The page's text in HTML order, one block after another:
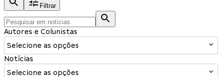
Filtrar
Autores e Colunistas
Selecione as opções
Notícias
Selecione as opções